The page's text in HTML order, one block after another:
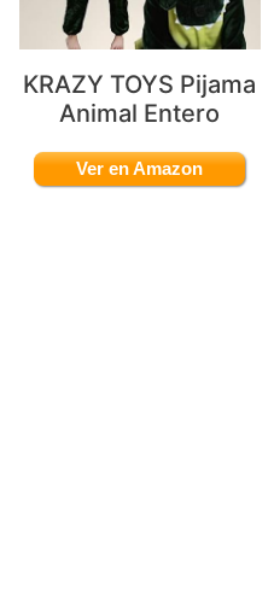
KRAZY TOYS Pijama
Animal Entero
Ver en Amazon